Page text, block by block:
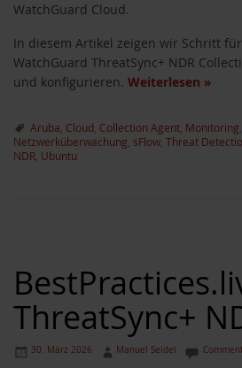
WatchGuard Cloud.
In diesem Artikel zeigen wir Schritt
WatchGuard ThreatSync+ NDR
und konfigurieren. Weiterlesen »
Aruba Cloud Collection Agent Monitoring
Netzwerküberwachung sFlow Threat
NDR Ubuntu
ThreatSync+
30. März 2026 Manuel Seidel Comment